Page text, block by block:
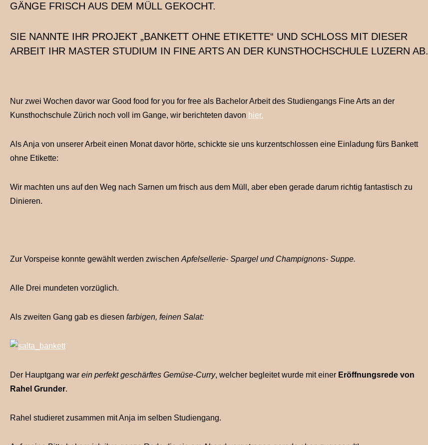
GÄNGE FRISCH AUS DEM MÜLL GEKOCHT.
SIE NANNTE IHR PROJEKT „BANKETT OHNE ETIKETTE“ UND SCHLOSS MIT DIESER
ARBEIT IHR MASTER STUDIUM IN FINE ARTS AN DER KUNSTHOCHSCHULE LUZERN AB.
Nur zwei Wochen davor war Good food for you for free als Bachelor Arbeit des Studiengangs Fine Arts an der
Kunsthochschule Zürich noch voll im Gange, wir berichteten davon hier.
Als Anja von unserer Arbeit einen Monat davor hörte, schickte sie uns kurzentschlossen eine Einladung fürs Bankett
ohne Etikette:
Wir machten uns auf den Weg nach Sarnen um frisch aus dem Müll, aber eben gerade darum richtig fantastisch zu
Dinieren.
Zur Vorspeise konnte gewählt werden zwischen Apfelsellerie- Spargel und Champignons- Suppe.
Alle Drei mundeten vorzüglich.
Als zweiten Gang gab es diesen farbigen, feinen Salat:
Der Hauptgang war ein perfekt geschärftes Gemüse-Curry, welcher begleitet wurde mit einer Eröffnungsrede von
Rahel Grunder.
Rahel studieret zusammen mit Anja im selben Studiengang.